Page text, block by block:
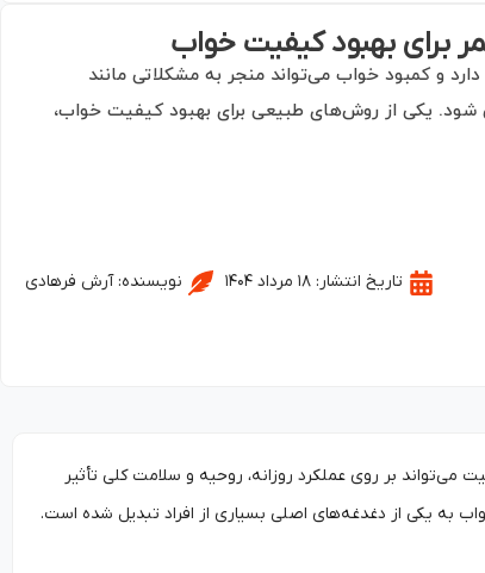
برای بهبود کیفیت خواب
و کمبود خواب می‌تواند منجر به مشکلاتی مانند
شود. یکی از روش‌های طبیعی برای بهبود کیفیت خواب،
تاریخ انتشار: ۱۸ مرداد ۱۴۰۴ نویسنده: آرش فرهادی
بر روی عملکرد روزانه، روحیه و سلامت کلی تأثیر
به یکی از دغدغه‌های اصلی بسیاری از افراد تبدیل شده است.